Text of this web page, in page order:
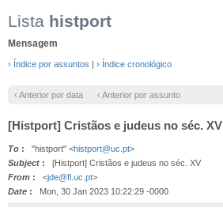
Lista histport
Mensagem
› Índice por assuntos | › Índice cronológico
‹ Anterior por data ‹ Anterior por assunto
[Histport] Cristãos e judeus no séc. XV
To : "histport" <histport@uc.pt>
Subject : [Histport] Cristãos e judeus no séc. XV
From : <jde@fl.uc.pt>
Date : Mon, 30 Jan 2023 10:22:29 -0000